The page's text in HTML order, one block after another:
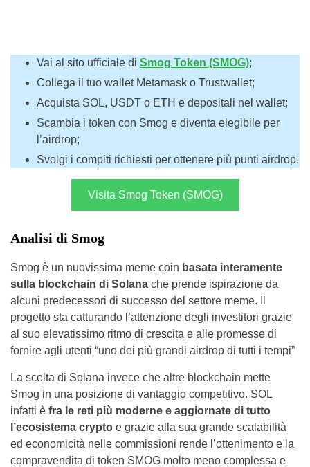
Vai al sito ufficiale di Smog Token (SMOG);
Collega il tuo wallet Metamask o Trustwallet;
Acquista SOL, USDT o ETH e depositali nel wallet;
Scambia i token con Smog e diventa elegibile per
l’airdrop;
Svolgi i compiti richiesti per ottenere più punti airdrop.
Visita Smog Token (SMOG)
Analisi di Smog
Smog è un nuovissima meme coin basata interamente
sulla blockchain di Solana che prende ispirazione da
alcuni predecessori di successo del settore meme. Il
progetto sta catturando l’attenzione degli investitori grazie
al suo elevatissimo ritmo di crescita e alle promesse di
fornire agli utenti “uno dei più grandi airdrop di tutti i tempi”
La scelta di Solana invece che altre blockchain mette
Smog in una posizione di vantaggio competitivo. SOL
infatti è fra le reti più moderne e aggiornate di tutto
l’ecosistema crypto e grazie alla sua grande scalabilità
ed economicità nelle commissioni rende l’ottenimento e la
compravendita di token SMOG molto meno complessa e